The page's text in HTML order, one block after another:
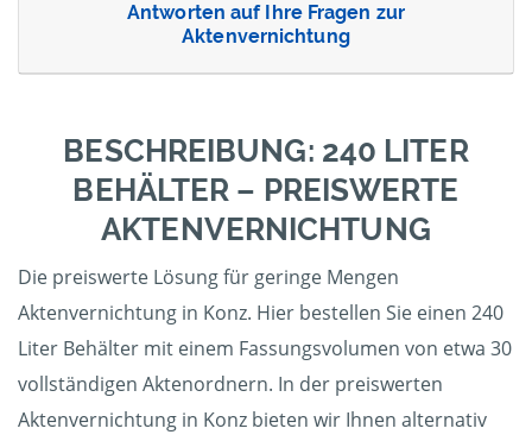
Antworten auf Ihre Fragen zur
Aktenvernichtung
BESCHREIBUNG: 240 LITER
BEHÄLTER – PREISWERTE
AKTENVERNICHTUNG
Die preiswerte Lösung für geringe Mengen
Aktenvernichtung in Konz. Hier bestellen Sie einen 240
Liter Behälter mit einem Fassungsvolumen von etwa 30
vollständigen Aktenordnern. In der preiswerten
Aktenvernichtung in Konz bieten wir Ihnen alternativ